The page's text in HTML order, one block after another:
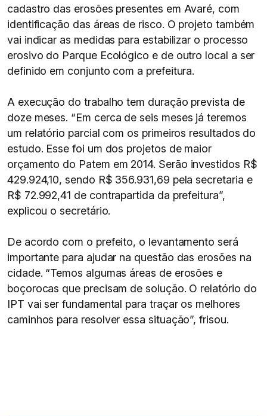
cadastro das erosões presentes em Avaré, com
identificação das áreas de risco. O projeto também
vai indicar as medidas para estabilizar o processo
erosivo do Parque Ecológico e de outro local a ser
definido em conjunto com a prefeitura.
A execução do trabalho tem duração prevista de
doze meses. “Em cerca de seis meses já teremos
um relatório parcial com os primeiros resultados do
estudo. Esse foi um dos projetos de maior
orçamento do Patem em 2014. Serão investidos R$
429.924,10, sendo R$ 356.931,69 pela secretaria e
R$ 72.992,41 de contrapartida da prefeitura”,
explicou o secretário.
De acordo com o prefeito, o levantamento será
importante para ajudar na questão das erosões na
cidade. “Temos algumas áreas de erosões e
boçorocas que precisam de solução. O relatório do
IPT vai ser fundamental para traçar os melhores
caminhos para resolver essa situação”, frisou.